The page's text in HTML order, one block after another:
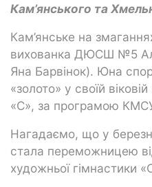
Кам’янського та
Кам’янське на
вихованка ДЮСШ №5
Яна Барвінок). Юна
«золото» у своїй
«С», за програмою
Нагадаємо, що у
стала переможницею
художньої гімнастики